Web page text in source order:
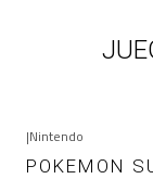
|Nintendo
POKEMON